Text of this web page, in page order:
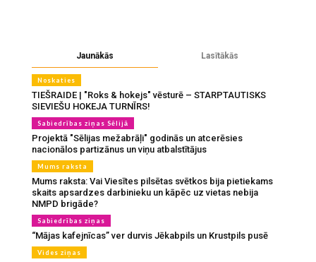
Jaunākās Lasītākās
Noskaties
TIEŠRAIDE | "Roks & hokejs" vēsturē – STARPTAUTISKS
SIEVIEŠU HOKEJA TURNĪRS!
Sabiedrības ziņas Sēlijā
Projektā "Sēlijas mežabrāļi" godinās un atcerēsies
nacionālos partizānus un viņu atbalstītājus
Mums raksta
Mums raksta: Vai Viesītes pilsētas svētkos bija pietiekams
skaits apsardzes darbinieku un kāpēc uz vietas nebija
NMPD brigāde?
Sabiedrības ziņas
“Mājas kafejnīcas” ver durvis Jēkabpils un Krustpils pusē
Vides ziņas